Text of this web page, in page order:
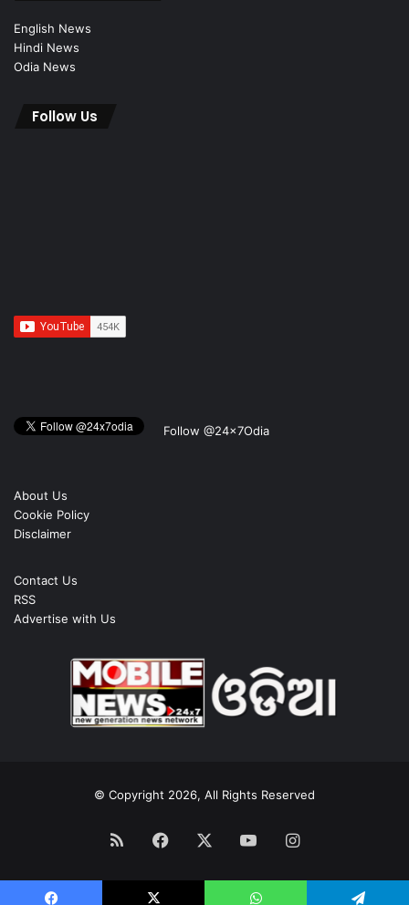
English News
Hindi News
Odia News
Follow Us
Follow @24x7Odia
About Us
Cookie Policy
Disclaimer
Contact Us
RSS
Advertise with Us
© Copyright 2026, All Rights Reserved
RSS Facebook YouTubeInstagram